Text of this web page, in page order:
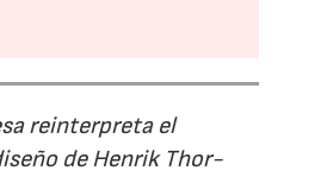
reinterpreta el
de Henrik Thor-